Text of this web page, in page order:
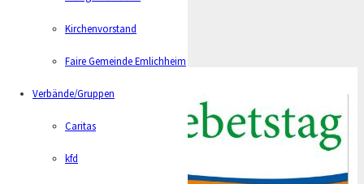
Kirchenvorstand
Faire Gemeinde Emlichheim
Verbände/Gruppen
Caritas
kfd